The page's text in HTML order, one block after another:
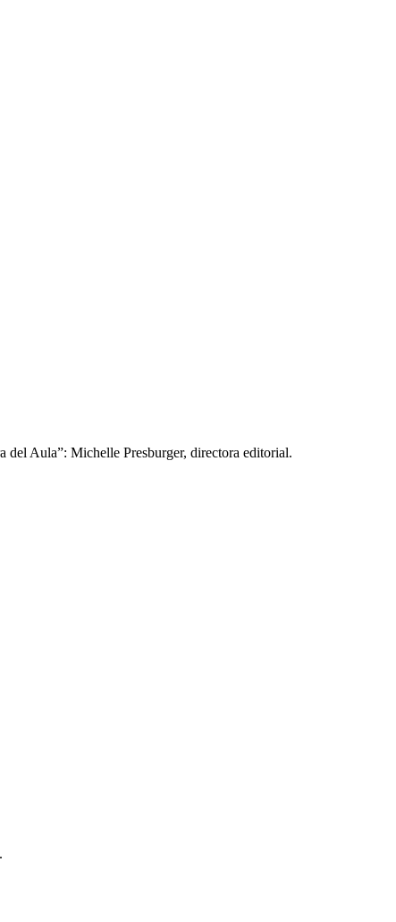
del Aula”: Michelle Presburger, directora editorial.